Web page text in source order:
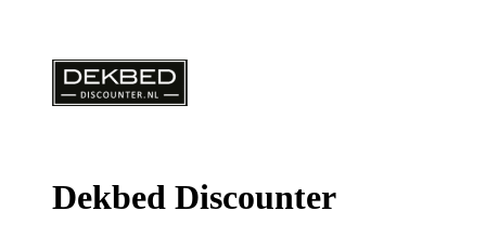
Dekbed Discounter